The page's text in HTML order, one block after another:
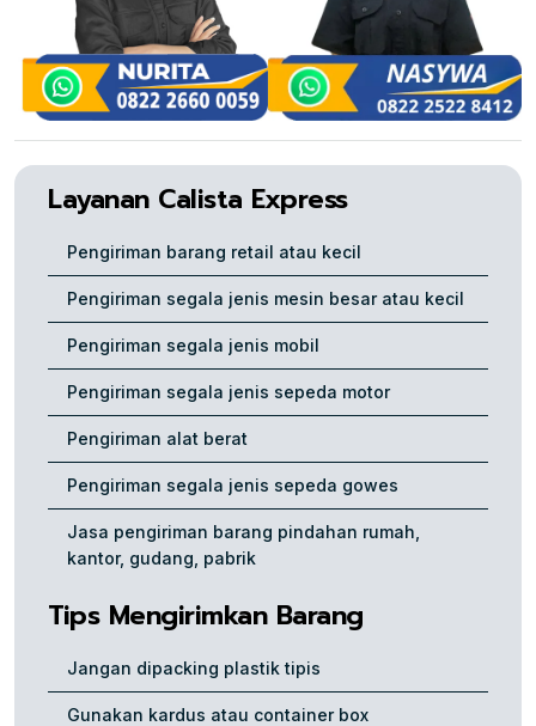
Layanan Calista Express
Pengiriman barang retail atau kecil
Pengiriman segala jenis mesin besar atau kecil
Pengiriman segala jenis mobil
Pengiriman segala jenis sepeda motor
Pengiriman alat berat
Pengiriman segala jenis sepeda gowes
Jasa pengiriman barang pindahan rumah,
kantor, gudang, pabrik
Tips Mengirimkan Barang
Jangan dipacking plastik tipis
Gunakan kardus atau container box